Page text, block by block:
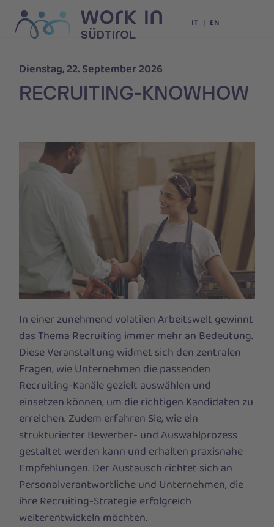
IT EN
Dienstag, 22. September 2026
RECRUITING-KNOWHOW
In einer zunehmend volatilen Arbeitswelt gewinnt
das Thema Recruiting immer mehr an Bedeutung.
Diese Veranstaltung widmet sich den zentralen
Fragen, wie Unternehmen die passenden
Recruiting-Kanäle gezielt auswählen und
einsetzen können, um die richtigen Kandidaten zu
erreichen. Zudem erfahren Sie, wie ein
strukturierter Bewerber- und Auswahlprozess
gestaltet werden kann und erhalten praxisnahe
Empfehlungen. Der Austausch richtet sich an
Personalverantwortliche und Unternehmen, die
ihre Recruiting-Strategie erfolgreich
weiterentwickeln möchten.